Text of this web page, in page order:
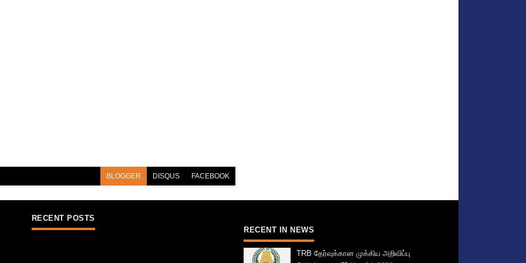
BLOGGER DISQUS FACEBOOK
RECENT POSTS
RECENT IN NEWS
TRB தேர்வுக்கான முக்கிய அறிவிப்பு